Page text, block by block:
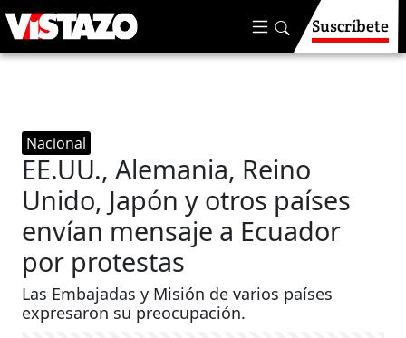
Suscríbete
Nacional
EE.UU., Alemania, Reino
Unido, Japón y otros países
envían mensaje a Ecuador
por protestas
Las Embajadas y Misión de varios países
expresaron su preocupación.